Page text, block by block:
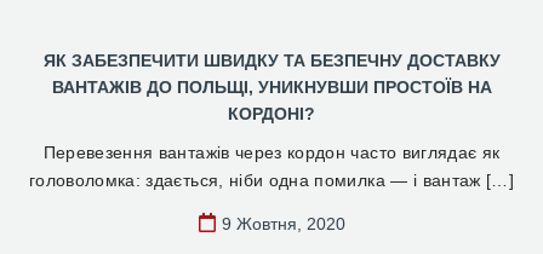
ЯК ЗАБЕЗПЕЧИТИ ШВИДКУ ТА БЕЗПЕЧНУ ДОСТАВКУ
ВАНТАЖІВ ДО ПОЛЬЩІ, УНИКНУВШИ ПРОСТОЇВ НА
КОРДОНІ?
Перевезення вантажів через кордон часто виглядає як
головоломка: здається, ніби одна помилка — і вантаж […]
9 Жовтня, 2020